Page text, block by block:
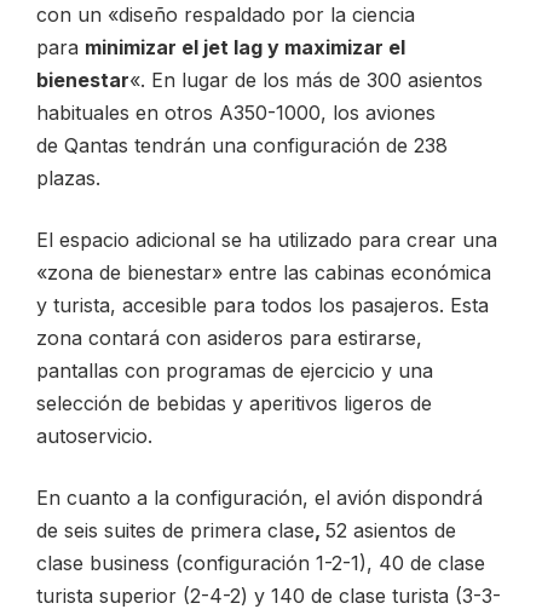
con un «diseño respaldado por la ciencia
para minimizar el jet lag y maximizar el
bienestar«. En lugar de los más de 300 asientos
habituales en otros A350-1000, los aviones
de Qantas tendrán una configuración de 238
plazas.
El espacio adicional se ha utilizado para crear una
«zona de bienestar» entre las cabinas económica
y turista, accesible para todos los pasajeros. Esta
zona contará con asideros para estirarse,
pantallas con programas de ejercicio y una
selección de bebidas y aperitivos ligeros de
autoservicio.
En cuanto a la configuración, el avión dispondrá
de seis suites de primera clase, 52 asientos de
clase business (configuración 1-2-1), 40 de clase
turista superior (2-4-2) y 140 de clase turista (3-3-